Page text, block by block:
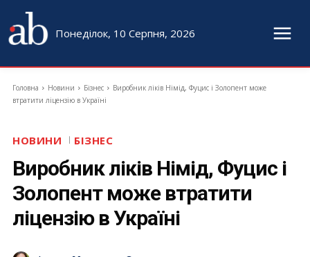
Понеділок, 10 Серпня, 2026
Головна Новини Бізнес
Виробник ліків Німід, Фуцис і Золопент може
втратити ліцензію в Україні
НОВИНИ БІЗНЕС
Виробник ліків Німід, Фуцис і
Золопент може втратити
ліцензію в Україні